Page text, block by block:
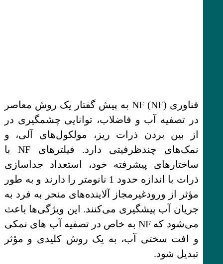
فناوری NF (NF) به پیش گفتار یک روش معاصر
در تصفیه آب و فاضلاب، توانایی چشمگیری در
از بین بردن ذرات ریز، مولکول‌های آلی، و
نمک‌های چندظرفیتی دارد. فیلترهای NF با
ساختارهای پیشرفته خود، استعداد جداسازی
ذرات با اندازه حدود 1 نانومتر را دارند و به طور
مؤثر از ورودغیرمجاز آلاینده‌های منحر به فرد به
جریان آب پیشگیری می‌کنند. این ویژگی‌ها باعث
می‌شود که NF به خاص در تصفیه آب های نمکی
و افت سختی آب، به یک روش کلیدی و مؤثر
تبدیل شود.